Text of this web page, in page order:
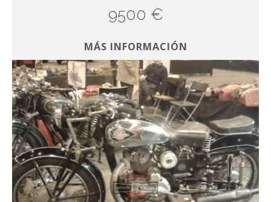
9500 €
MÁS INFORMACIÓN